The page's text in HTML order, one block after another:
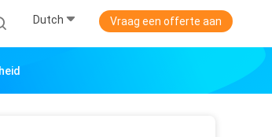
Dutch Vraag een offerte aan